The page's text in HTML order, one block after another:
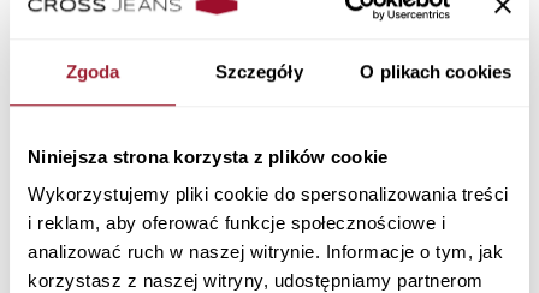
Zgoda Szczegóły O plikach cookies
Niniejsza strona korzysta z plików cookie
Wykorzystujemy pliki cookie do spersonalizowania treści
i reklam, aby oferować funkcje społecznościowe i
analizować ruch w naszej witrynie. Informacje o tym, jak
korzystasz z naszej witryny, udostępniamy partnerom
Kamizelka damska beżowa 90036-009 BEIGE
Wypełnienie: 100% Poliester
Kolor: BEIGE
90036-009 BEIGE
259,90 PLN